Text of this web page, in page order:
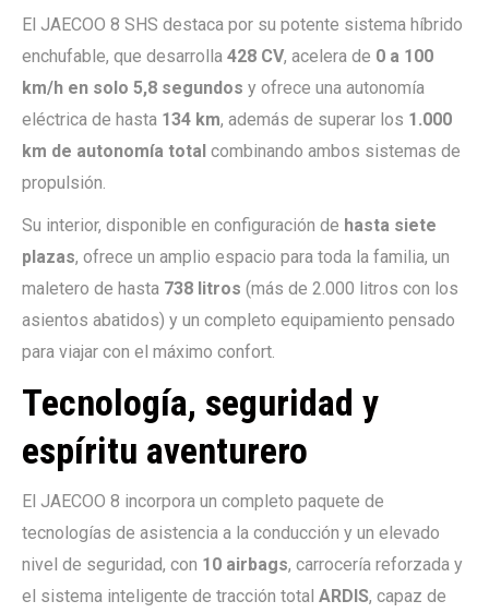
El JAECOO 8 SHS destaca por su potente sistema híbrido
enchufable, que desarrolla 428 CV, acelera de 0 a 100
km/h en solo 5,8 segundos y ofrece una autonomía
eléctrica de hasta 134 km, además de superar los 1.000
km de autonomía total combinando ambos sistemas de
propulsión.
Su interior, disponible en configuración de hasta siete
plazas, ofrece un amplio espacio para toda la familia, un
maletero de hasta 738 litros (más de 2.000 litros con los
asientos abatidos) y un completo equipamiento pensado
para viajar con el máximo confort.
Tecnología, seguridad y
espíritu aventurero
El JAECOO 8 incorpora un completo paquete de
tecnologías de asistencia a la conducción y un elevado
nivel de seguridad, con 10 airbags, carrocería reforzada y
el sistema inteligente de tracción total ARDIS, capaz de